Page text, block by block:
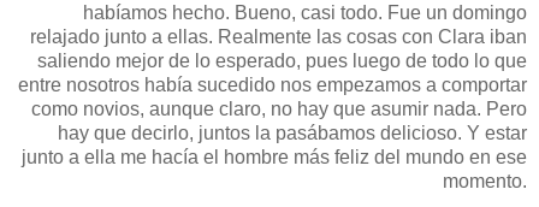
habíamos hecho. Bueno, casi todo. Fue un domingo
relajado junto a ellas. Realmente las cosas con Clara iban
saliendo mejor de lo esperado, pues luego de todo lo que
entre nosotros había sucedido nos empezamos a comportar
como novios, aunque claro, no hay que asumir nada. Pero
hay que decirlo, juntos la pasábamos delicioso. Y estar
junto a ella me hacía el hombre más feliz del mundo en ese
momento.